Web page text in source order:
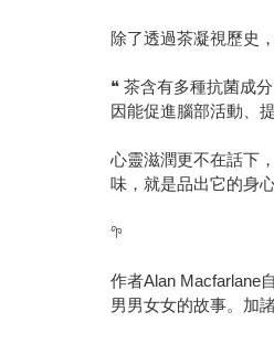
除了透過茶凝視歷史
❝ 茶含有多種抗菌成
因能促進腦部活動、
心靈滋潤更不在話下
味，就是品出它的身
𖧧
作者Alan Macfarlane
男男女女的故事。加